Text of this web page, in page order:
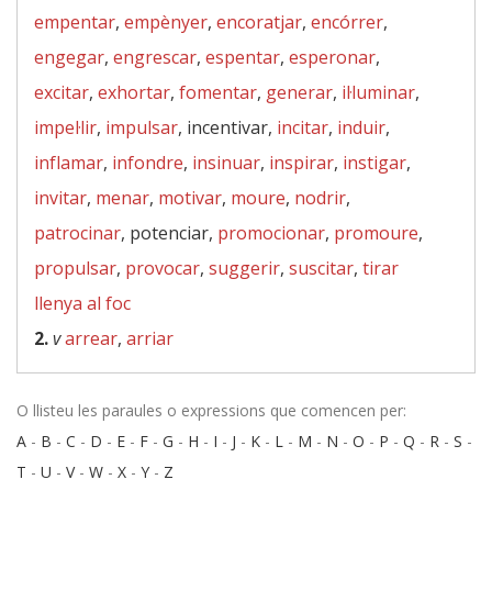
empentar, empènyer, encoratjar, encórrer,
engegar, engrescar, espentar, esperonar,
excitar, exhortar, fomentar, generar, il·luminar,
impel·lir, impulsar, incentivar, incitar, induir,
inflamar, infondre, insinuar, inspirar, instigar,
invitar, menar, motivar, moure, nodrir,
patrocinar, potenciar, promocionar, promoure,
propulsar, provocar, suggerir, suscitar, tirar
llenya al foc
2.varrear, arriar
O llisteu les paraules o expressions que comencen per:
A - B - C - D - E - F - G - H - I - J - K - L - M - N - O - P - Q - R - S -
T - U - V- W - X - Y - Z